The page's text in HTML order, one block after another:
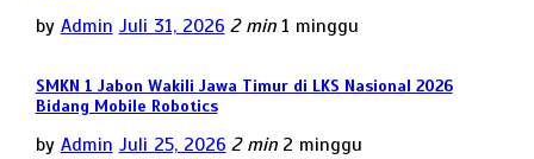
by Admin Juli 31, 2026 2 min 1 minggu
SMKN 1 Jabon Wakili Jawa Timur di LKS Nasional 2026
Bidang Mobile Robotics
by Admin Juli 25, 2026 2 min 2 minggu